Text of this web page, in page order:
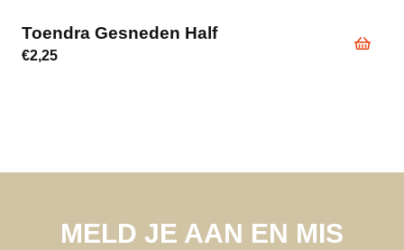
Toendra Gesneden Half
€2,25
MELD JE AAN EN MIS